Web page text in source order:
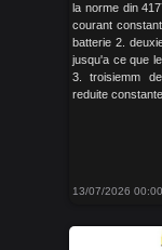
la norme din
courant
batterie 2.
jusqu'a ce que
3. troisiemm
reduite
13/07/2026 00:00